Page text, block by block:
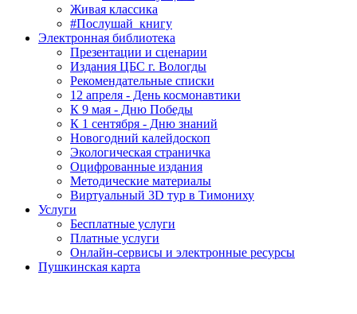
Живая классика
#Послушай_книгу
Электронная библиотека
Презентации и сценарии
Издания ЦБС г. Вологды
Рекомендательные списки
12 апреля - День космонавтики
К 9 мая - Дню Победы
К 1 сентября - Дню знаний
Новогодний калейдоскоп
Экологическая страничка
Оцифрованные издания
Методические материалы
Виртуальный 3D тур в Тимониху
Услуги
Бесплатные услуги
Платные услуги
Онлайн-сервисы и электронные ресурсы
Пушкинская карта